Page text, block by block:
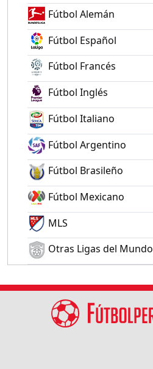
Fútbol Alemán
Fútbol Español
Fútbol Francés
Fútbol Inglés
Fútbol Italiano
Fútbol Argentino
Fútbol Brasileño
Fútbol Mexicano
MLS
Otras Ligas del Mundo